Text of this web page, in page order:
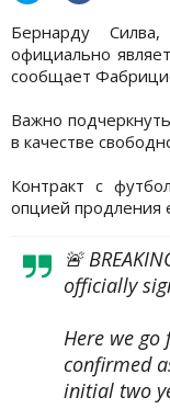
Бернарду Силва,
официально
сообщает
Важно
в качестве
Контракт с
опцией продления
🚨
officially
Here we
confirmed
initial two